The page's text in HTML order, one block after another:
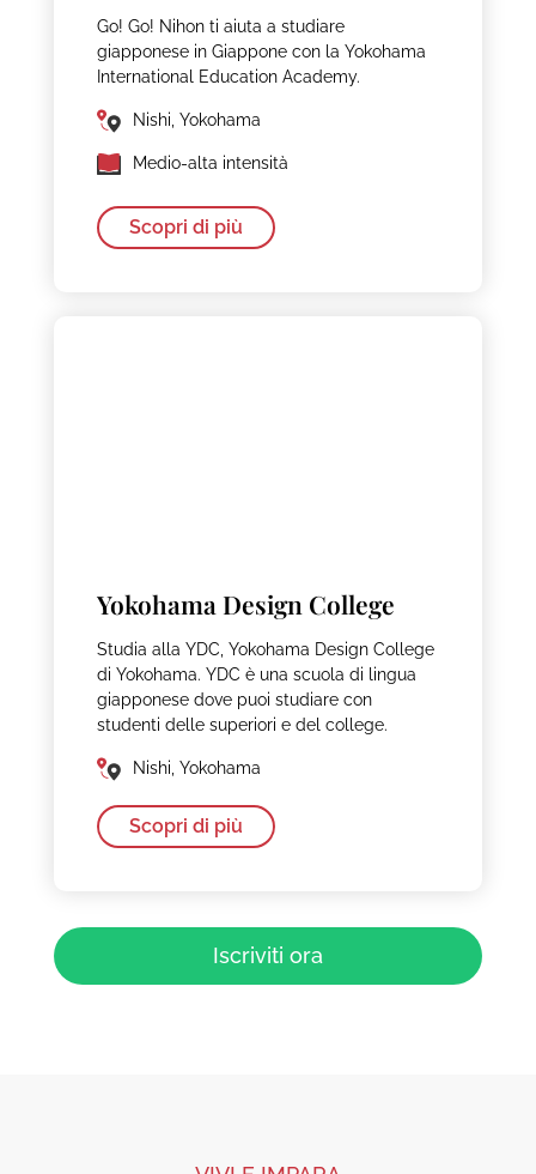
Go! Go! Nihon ti aiuta a studiare
giapponese in Giappone con la Yokohama
International Education Academy.
Nishi, Yokohama
Medio-alta intensità
Scopri di più
Yokohama Design College
Studia alla YDC, Yokohama Design College
di Yokohama. YDC è una scuola di lingua
giapponese dove puoi studiare con
studenti delle superiori e del college.
Nishi, Yokohama
Scopri di più
Iscriviti ora